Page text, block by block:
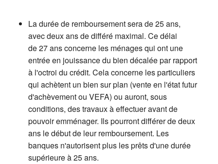
La durée de remboursement sera de 25 ans,
avec deux ans de différé maximal. Ce délai
de 27 ans concerne les ménages qui ont une
entrée en jouissance du bien décalée par rapport
à l'octroi du crédit. Cela concerne les particuliers
qui achètent un bien sur plan (vente en l'état futur
d'achèvement ou VEFA) ou auront, sous
conditions, des travaux à effectuer avant de
pouvoir emménager. Ils pourront différer de deux
ans le début de leur remboursement. Les
banques n'autorisent plus les prêts d'une durée
supérieure à 25 ans.